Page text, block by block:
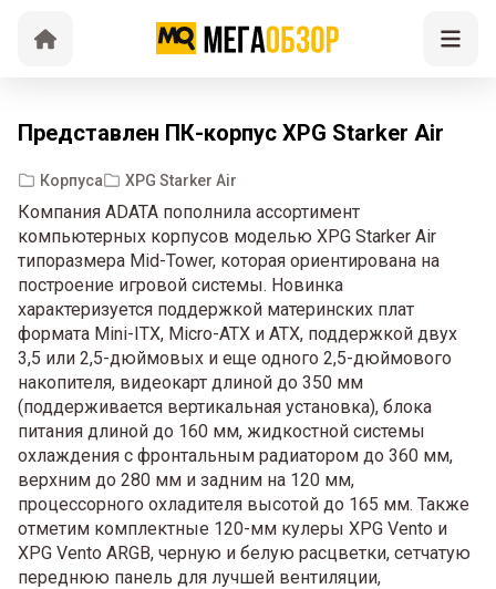
Представлен ПК-корпус XPG Starker Air
Корпуса XPG Starker Air
Компания ADATA пополнила ассортимент
компьютерных корпусов моделью XPG Starker Air
типоразмера Mid-Tower, которая ориентирована на
построение игровой системы. Новинка
характеризуется поддержкой материнских плат
формата Mini-ITX, Micro-ATX и ATX, поддержкой двух
3,5 или 2,5-дюймовых и еще одного 2,5-дюймового
накопителя, видеокарт длиной до 350 мм
(поддерживается вертикальная установка), блока
питания длиной до 160 мм, жидкостной системы
охлаждения с фронтальным радиатором до 360 мм,
верхним до 280 мм и задним на 120 мм,
процессорного охладителя высотой до 165 мм. Также
отметим комплектные 120-мм кулеры XPG Vento и
XPG Vento ARGB, черную и белую расцветки, сетчатую
переднюю панель для лучшей вентиляции,